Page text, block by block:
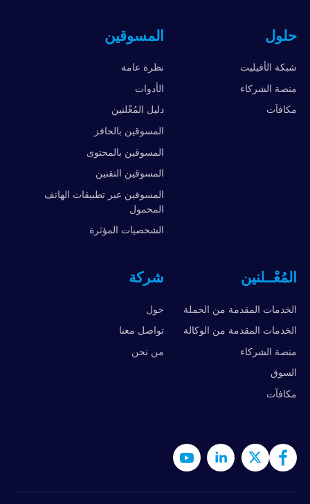
حلول
شبكة الأفيليت
منصة الشركاء
مكافآت
المسوقين
نظرة عامة
الأدوات
دليل المُعْلنين
المسوقين بالحافز
المسوقين بالمحتوى
المسوقين التقنين
المسوقين عبر تطبيقات الهاتف
المحمول
الشخصيات المؤثرة
المُعْــلنين
الخدمات المقدمة من الحملة
الخدمات المقدمة من الوكالة
منصة الشركاء
السوق
مكافآت
شركة
حول
تواصل معنا
من نحن